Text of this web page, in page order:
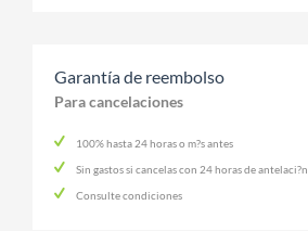
Garantía de reembolso
Para cancelaciones
100% hasta 24 horas o m?s antes
Sin gastos si cancelas con 24 horas de antelaci?n
Consulte condiciones